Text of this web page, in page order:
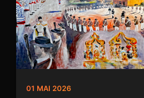
01 MAI 2026